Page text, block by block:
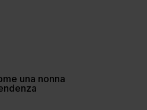
una nonna